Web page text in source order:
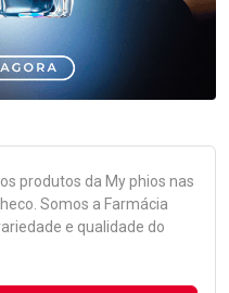
produtos da My phios nas
Somos a Farmácia
e qualidade do